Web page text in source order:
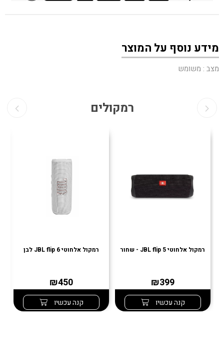
מידע נוסף על המוצר
מצב : משומש
רמקולים
רמקול אלחוטי JBL flip 5 - שחור
₪399
קנה עכשיו
רמקול אלחוטי JBL flip 6 לבן
₪450
קנה עכשיו